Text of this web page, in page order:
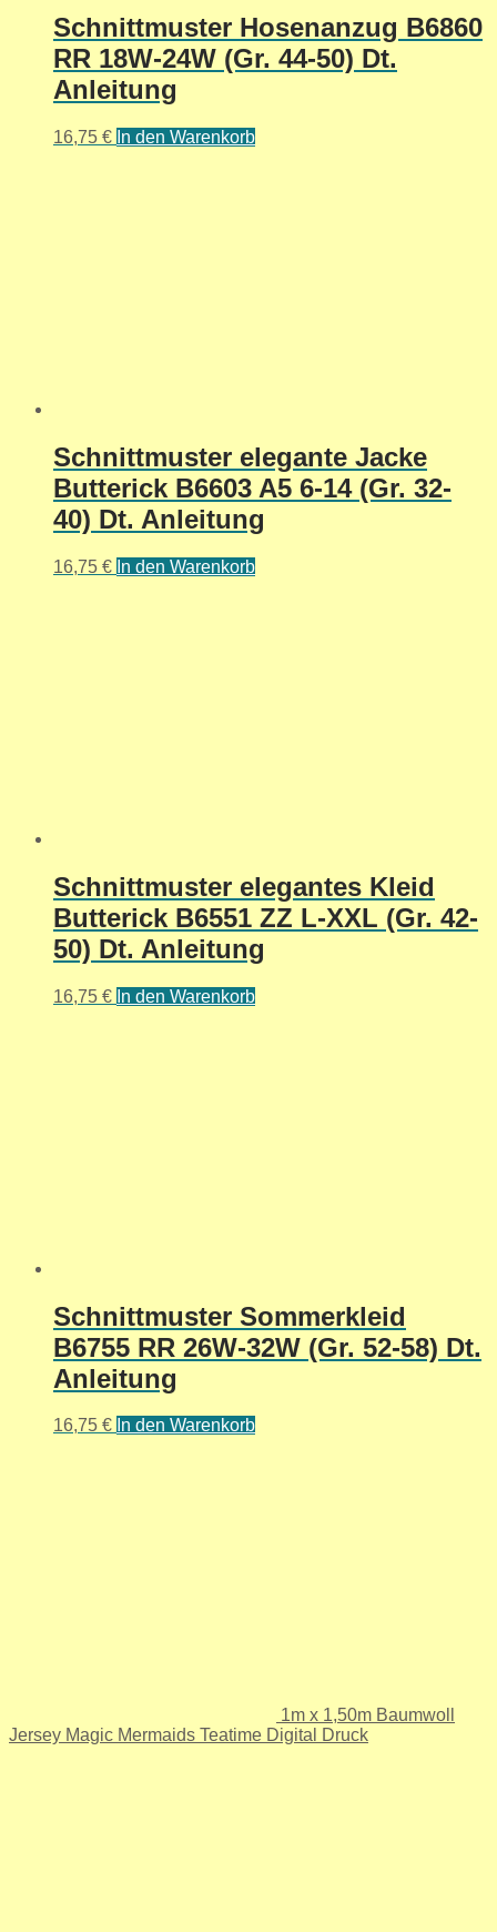
Schnittmuster Hosenanzug B6860
RR 18W-24W (Gr. 44-50) Dt.
Anleitung
16,75 € In den Warenkorb
Schnittmuster elegante Jacke
Butterick B6603 A5 6-14 (Gr. 32-
40) Dt. Anleitung
16,75 € In den Warenkorb
Schnittmuster elegantes Kleid
Butterick B6551 ZZ L-XXL (Gr. 42-
50) Dt. Anleitung
16,75 € In den Warenkorb
Schnittmuster Sommerkleid
B6755 RR 26W-32W (Gr. 52-58) Dt.
Anleitung
16,75 € In den Warenkorb
1m x 1,50m Baumwoll
Jersey Magic Mermaids Teatime Digital Druck